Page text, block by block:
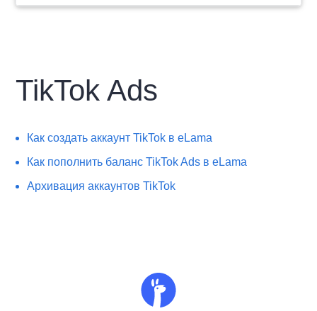
TikTok Ads
Как создать аккаунт TikTok в eLama
Как пополнить баланс TikTok Ads в eLama
Архивация аккаунтов TikTok